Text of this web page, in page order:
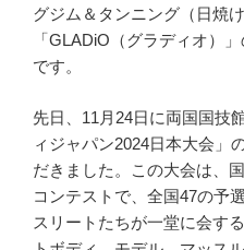
グジム＆タンニング（日焼
「GLADiO（グラディオ）
です。
先日、11月24日に両国国技
ィジャパン2024日本大会」
だきました。この大会は、
コンテストで、全国47の予
スリートたちが一堂に会す